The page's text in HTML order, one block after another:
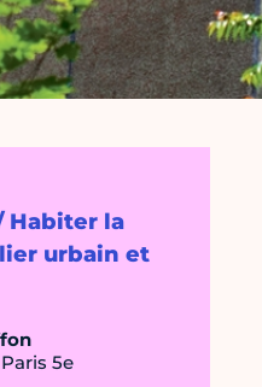
Habiter la
urbain et
5e